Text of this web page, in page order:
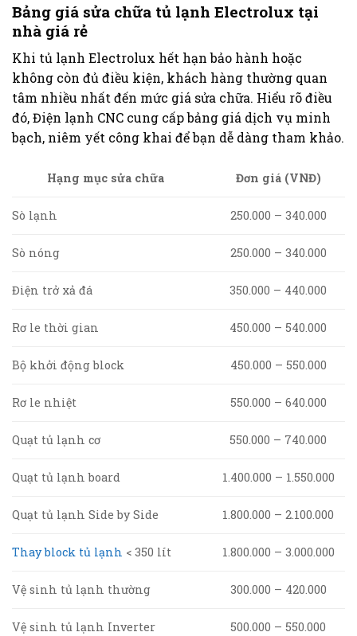
Bảng giá sửa chữa tủ lạnh Electrolux tại
nhà giá rẻ
Khi tủ lạnh Electrolux hết hạn bảo hành hoặc
không còn đủ điều kiện, khách hàng thường quan
tâm nhiều nhất đến mức giá sửa chữa. Hiểu rõ điều
đó, Điện lạnh CNC cung cấp bảng giá dịch vụ minh
bạch, niêm yết công khai để bạn dễ dàng tham khảo.
Hạng mục sửa chữa Đơn giá (VNĐ)
Sò lạnh 250.000 – 340.000
Sò nóng 250.000 – 340.000
Điện trở xả đá 350.000 – 440.000
Rơ le thời gian 450.000 – 540.000
Bộ khởi động block 450.000 – 550.000
Rơ le nhiệt 550.000 – 640.000
Quạt tủ lạnh cơ 550.000 – 740.000
Quạt tủ lạnh board 1.400.000 – 1.550.000
Quạt tủ lạnh Side by Side 1.800.000 – 2.100.000
Thay block tủ lạnh < 350 lít 1.800.000 – 3.000.000
Vệ sinh tủ lạnh thường 300.000 – 420.000
Vệ sinh tủ lạnh Inverter 500.000 – 550.000